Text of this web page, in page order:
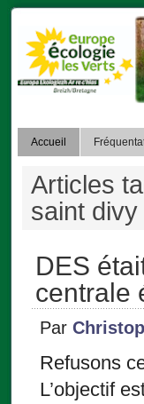
Accueil
Articles
saint
DES
centrale
Par
Refusons
L’objectif